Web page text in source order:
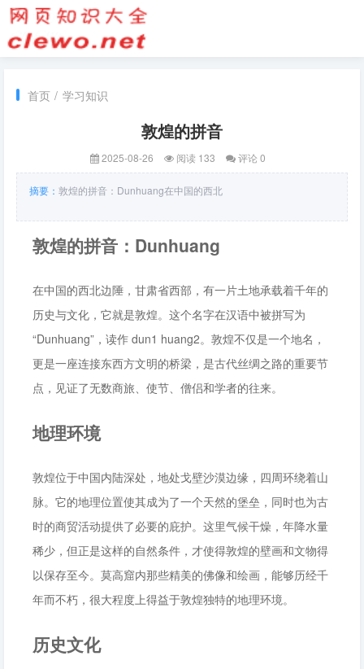
首页 / 学习知识
敦煌的拼音
2025-08-26 阅读 133 评论 0
摘要： 敦煌的拼音：Dunhuang在中国的西北
敦煌的拼音：Dunhuang
在中国的西北边陲，甘肃省西部，有一片土地承载着千年的
历史与文化，它就是敦煌。这个名字在汉语中被拼写为
“Dunhuang”，读作 dun1 huang2。敦煌不仅是一个地名，
更是一座连接东西方文明的桥梁，是古代丝绸之路的重要节
点，见证了无数商旅、使节、僧侣和学者的往来。
地理环境
敦煌位于中国内陆深处，地处戈壁沙漠边缘，四周环绕着山
脉。它的地理位置使其成为了一个天然的堡垒，同时也为古
时的商贸活动提供了必要的庇护。这里气候干燥，年降水量
稀少，但正是这样的自然条件，才使得敦煌的壁画和文物得
以保存至今。莫高窟内那些精美的佛像和绘画，能够历经千
年而不朽，很大程度上得益于敦煌独特的地理环境。
历史文化